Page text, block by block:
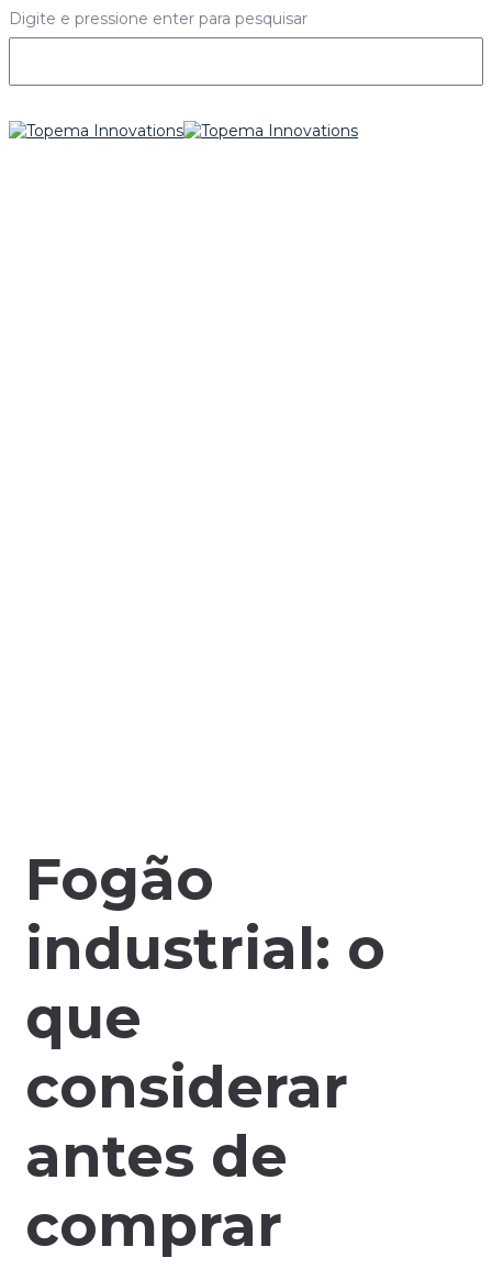
Digite e pressione enter para pesquisar
Fogão
industrial: o
que
considerar
antes de
comprar